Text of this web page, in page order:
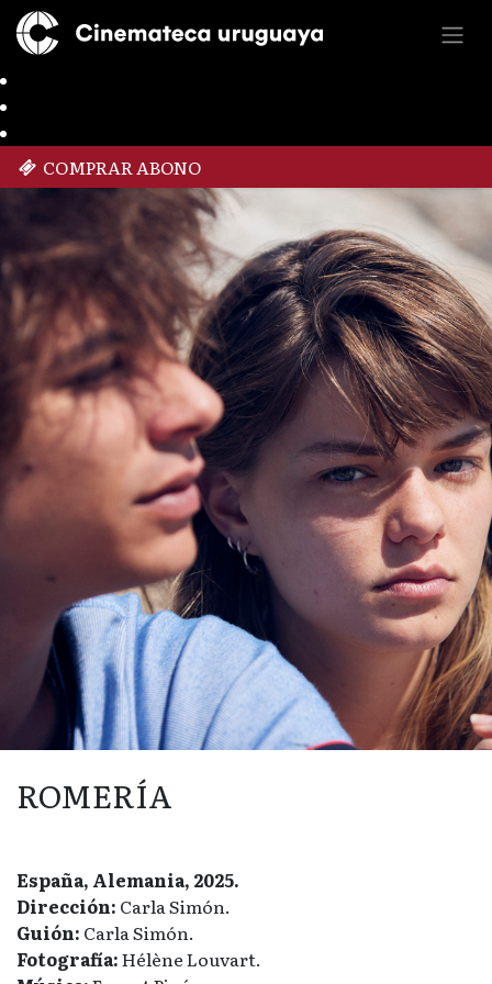
COMPRAR ABONO
ROMERÍA
España, Alemania, 2025.
Dirección: Carla Simón.
Guión: Carla Simón.
Fotografía:Hélène Louvart.